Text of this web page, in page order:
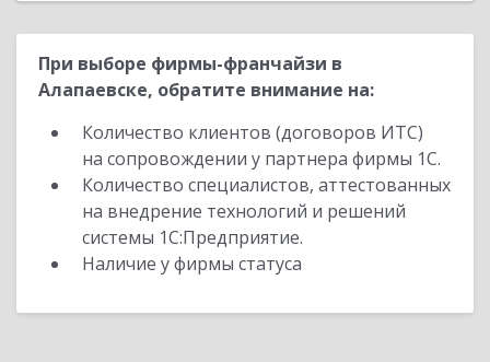
При выборе фирмы-франчайзи в
Алапаевске, обратите внимание на:
Количество клиентов (договоров ИТС)
на сопровождении у партнера фирмы 1С.
Количество специалистов, аттестованных
на внедрение технологий и решений
системы 1С:Предприятие.
Наличие у фирмы статуса